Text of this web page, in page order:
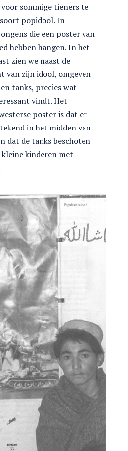
voor sommige tieners te
popidool. In
die een poster van
hebben hangen. In het
zien we naast de
van zijn idool, omgeven
tanks, precies wat
vindt. Het
poster is dat er
in het midden van
dat de tanks beschoten
kinderen met